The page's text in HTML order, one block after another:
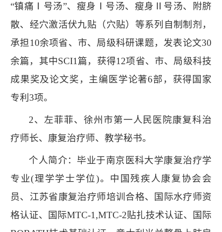
“镇痛Ⅰ号汤”、瘦身Ⅰ号汤、瘦身Ⅱ号汤、附脐
散、经穴激活伏九贴（穴贴）等系列自制制剂，
承担10余项省、市、局级科研课题，发表论文30
余篇，其中SCI1篇，获得12项省、市、局级科技
成果奖及论文奖，主编医学论著6部，获得国家
专利 3项。
2、左菲菲、徐州市第一人民医院康复科治
疗师长、康复治疗师、教学秘书。
个人简介：毕业于南京医科大学康复治疗学
专业(理学学士学位)。中国残疾人康复协会会
员、江苏省康复治疗师培训合格、国际水疗师资
格认证、国际MTC-1,MTC-2贴扎技术认证、国际